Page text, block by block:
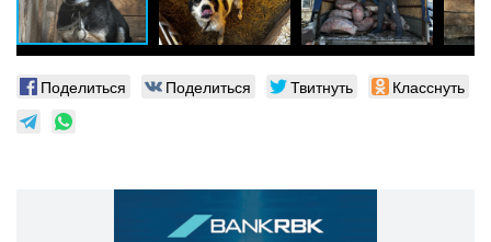
Поделиться Поделиться Твитнуть Класснуть